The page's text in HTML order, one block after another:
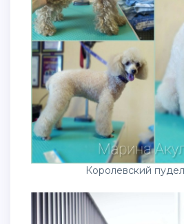
Королевский